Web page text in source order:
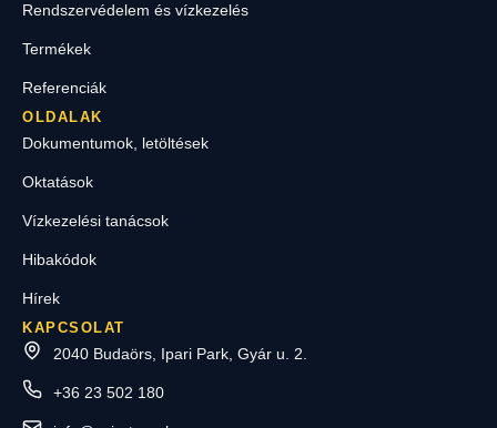
Rendszervédelem és vízkezelés
Termékek
Referenciák
OLDALAK
Dokumentumok, letöltések
Oktatások
Vízkezelési tanácsok
Hibakódok
Hírek
KAPCSOLAT
2040 Budaörs, Ipari Park, Gyár u. 2.
+36 23 502 180